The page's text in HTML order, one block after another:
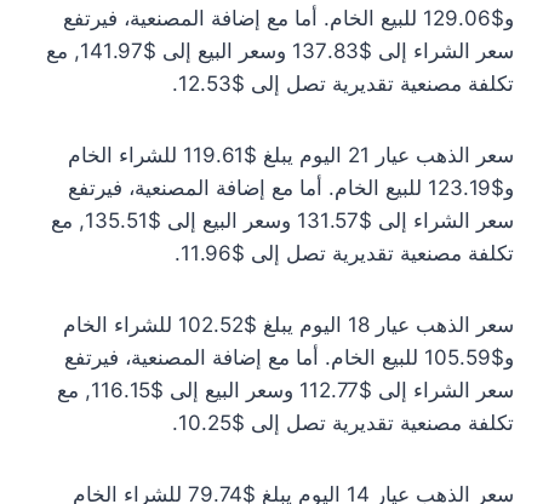
و$129.06 للبيع الخام. أما مع إضافة المصنعية، فيرتفع
سعر الشراء إلى $137.83 وسعر البيع إلى $141.97, مع
تكلفة مصنعية تقديرية تصل إلى $12.53.
سعر الذهب عيار 21 اليوم يبلغ $119.61 للشراء الخام
و$123.19 للبيع الخام. أما مع إضافة المصنعية، فيرتفع
سعر الشراء إلى $131.57 وسعر البيع إلى $135.51, مع
تكلفة مصنعية تقديرية تصل إلى $11.96.
سعر الذهب عيار 18 اليوم يبلغ $102.52 للشراء الخام
و$105.59 للبيع الخام. أما مع إضافة المصنعية، فيرتفع
سعر الشراء إلى $112.77 وسعر البيع إلى $116.15, مع
تكلفة مصنعية تقديرية تصل إلى $10.25.
سعر الذهب عيار 14 اليوم يبلغ $79.74 للشراء الخام